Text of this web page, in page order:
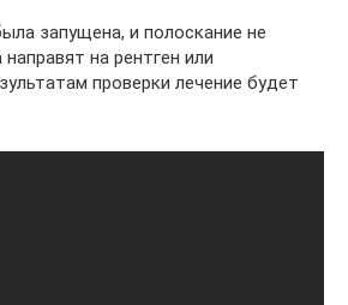
запущена, и полоскание не
на рентген или
проверки лечение будет